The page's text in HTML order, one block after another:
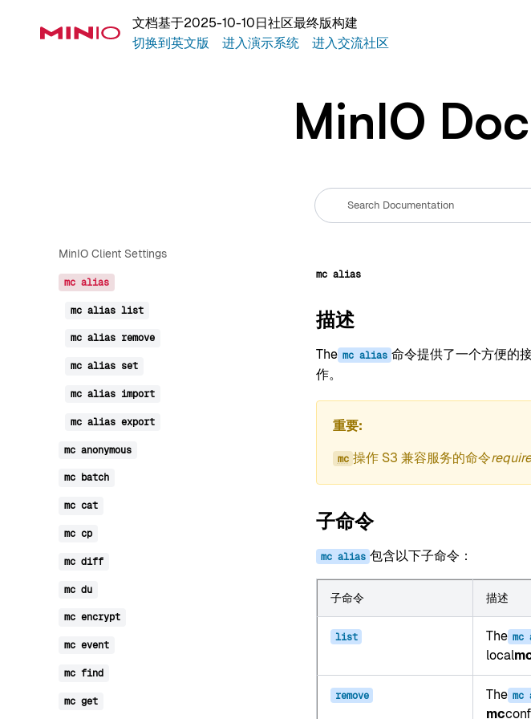
文档基于2025-10-10日社区最终版构建
切换到英文版
进入演示系统 进入交流社区
MinIO
安全令牌服务 (STS)
MinIO Client Settings
mc alias
mc alias list
mc alias remove
mc alias set
mc alias import
mc alias export
mc anonymous
mc batch
mc cat
mc cp
mc diff
mc du
mc encrypt
mc event
mc find
mc get
mc alias
描述
The mc alias 命令提供了一个方便的
作。
重要
mc 操作 S3 兼容服务的命令
子命令
mc alias 包含以下子命令：
子命令 描述
list The mc
local
remove The mc
mc